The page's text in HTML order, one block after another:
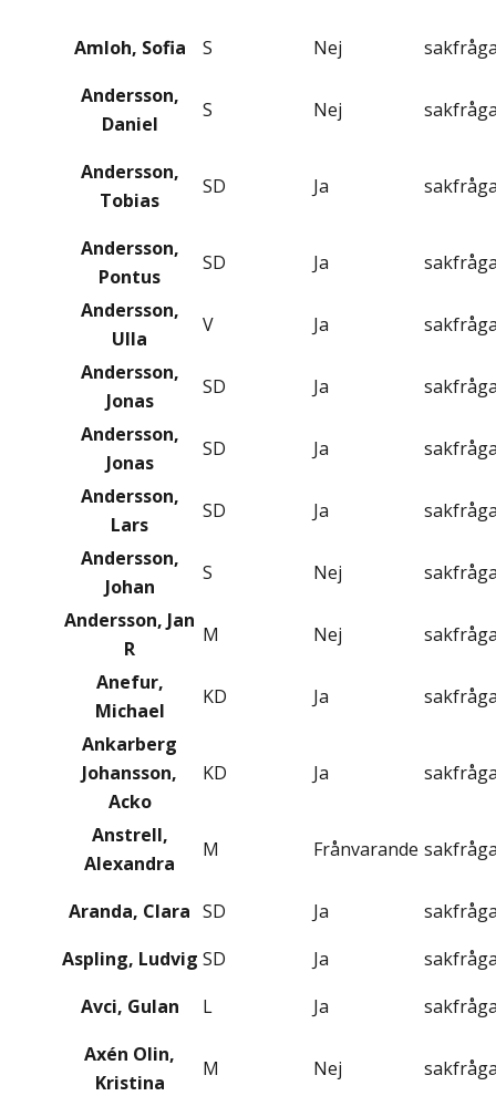
Amloh, Sofia S Nej
Andersson,
Daniel
S Nej
Andersson,
Tobias
SD Ja
Andersson,
Pontus
SD Ja
Andersson,
Ulla
V Ja
Andersson,
Jonas
SD Ja
Andersson,
Jonas
SD Ja
Andersson,
Lars
SD Ja
Andersson,
Johan
S Nej
Andersson, Jan
R
M Nej
Anefur,
Michael
KD Ja
Ankarberg
Johansson,
Acko
KD Ja
Anstrell,
Alexandra
M Frånvarande
Aranda, Clara SD Ja
Aspling, Ludvig SD Ja
Avci, Gulan
L Ja
Axén Olin,
Kristina
M Nej